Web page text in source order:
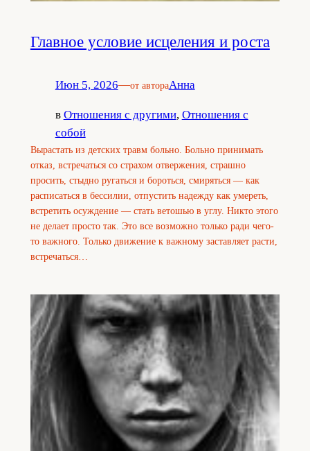
Главное условие исцеления и роста
Июн 5, 2026—от автораАнна
в Отношения с другими, Отношения с
собой
Вырастать из детских травм больно. Больно принимать
отказ, встречаться со страхом отвержения, страшно
просить, стыдно ругаться и бороться, смиряться — как
расписаться в бессилии, отпустить надежду как умереть,
встретить осуждение — стать ветошью в углу. Никто этого
не делает просто так. Это все возможно только ради чего-
то важного. Только движение к важному заставляет расти,
встречаться…